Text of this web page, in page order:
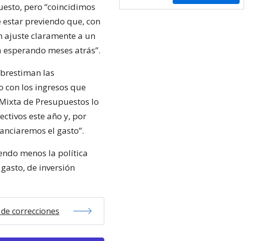
pero “coincidimos
previendo que, con
ajuste claramente a un
meses atrás”.
las
con los ingresos que
de Presupuestos lo
este año y, por
el gasto”.
menos la política
de inversión
correcciones